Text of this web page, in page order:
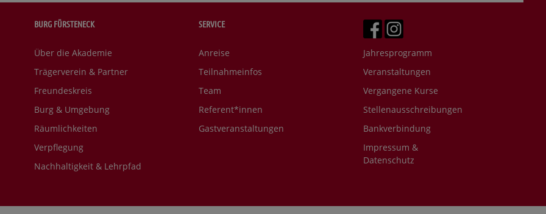
BURG FÜRSTENECK
Über die Akademie
Trägerverein & Partner
Freundeskreis
Burg & Umgebung
Räumlichkeiten
Verpflegung
Nachhaltigkeit & Lehrpfad
SERVICE
Anreise
Teilnahmeinfos
Team
Referent*innen
Gastveranstaltungen
Jahresprogramm
Veranstaltungen
Vergangene Kurse
Stellenausschreibungen
Bankverbindung
Impressum &
Datenschutz